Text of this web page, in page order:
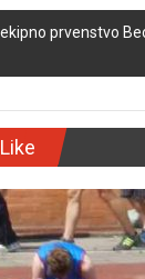
prvenstvo